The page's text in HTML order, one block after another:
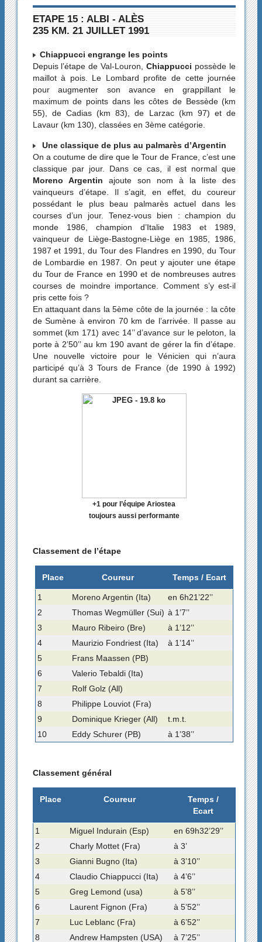
ETAPE 15 : ALBI - ALÈS
235 KM. 21 JUILLET 1991
Chiappucci engrange les points
Depuis l’étape de Val-Louron,Chiappucci possède le
maillot à pois. Le Lombard profite de cette journée
pour augmenter son avance en grappillant le
maximum de points dans les côtes de Bessède (km
55), de Cadias (km 83), de Larzac (km 97) et de
Lavaur (km 130), classées en 3ème catégorie.
Une classique de plus au palmarès d’Argentin
On a coutume de dire que le Tour de France, c’est une
classique par jour. Dans ce cas, il est normal que
Moreno Argentin ajoute son nom à la liste des
vainqueurs d’étape. Il s’agit, en effet, du coureur
possédant le plus beau palmarès actuel dans les
courses d’un jour. Tenez-vous bien : champion du
monde 1986, champion d’Italie 1983 et 1989,
vainqueur de Liège-Bastogne-Liège en 1985, 1986,
1987 et 1991, du Tour des Flandres en 1990, du Tour
de Lombardie en 1987. On peut y ajouter une étape
du Tour de France en 1990 et de nombreuses autres
courses de moindre importance. Comment s’y est-il
pris cette fois ?
En attaquant dans la 5ème côte de la journée : la côte
de Sumène à environ 70 km de l’arrivée. Il passe au
sommet (km 171) avec 14’’ d’avance sur le peloton, la
porte à 2’50’’ au km 190 avant de gérer la fin d’étape.
Une nouvelle victoire pour le Vénicien qui n’aura
participé qu’à 3 Tours de France (de 1990 à 1992)
durant sa carrière.
+1 pour l’équipe Ariostea
toujours aussi performante
Classement de l’étape
Place Coureur Temps / Ecart
1 Moreno Argentin (Ita)
en 6h21’22’’
2
Thomas Wegmüller (Sui) à 1’7’’
3
Mauro Ribeiro (Bre)
à 1’12’’
4
Maurizio Fondriest (Ita)
à 1’14’’
5
Frans Maassen (PB)
6
Valerio Tebaldi (Ita)
7
Rolf Golz (All)
8
Philippe Louviot (Fra)
9
Dominique Krieger (All)
t.m.t.
10
Eddy Schurer (PB) à 1’38’’
Classement général
Place Coureur
Temps /
Ecart
1 Miguel Indurain (Esp)
en 69h32’29’’
2
Charly Mottet (Fra)
à 3’
3
Gianni Bugno (Ita)
à 3’10’’
4
Claudio Chiappucci (Ita)
à 4’6’’
5
Greg Lemond (usa)
à 5’8’’
6
Laurent Fignon (Fra)
à 5’52’’
7
Luc Leblanc (Fra)
à 6’52’’
8
Andrew Hampsten (USA) à 7’25’’